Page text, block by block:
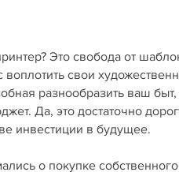
Это свобода от
воплотить свои
разнообразить ваш
Да, это достаточно
инвестиции в будущее.
о покупке